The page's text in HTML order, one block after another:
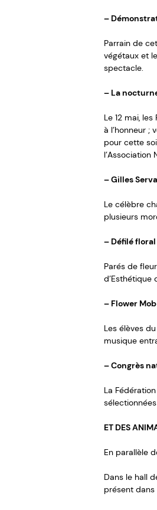
–
Parrain de
végétaux et
spectacle.
– La
Le 12 mai,
à l’honneur ;
pour cette
– Gilles
Le célèbre
plusieurs
– Défilé floral
Parés de
d’Esthétique
– Flower
Les élèves
musique
– Congrès
La
ET DES
En parallèle
Dans le hall
présent dans